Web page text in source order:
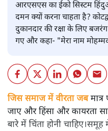
आरएसएस का ईको सिस्टम
दमन क्यों करना चाहता है?
दुकानदार की रक्षा के लिए
गए और कहा- "मेरा नाम
जिस समाज में वीरता जब
जाए और हिंसा और कायरता
बारे में चिंता होनी